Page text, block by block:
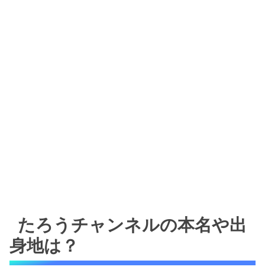
たろうチャンネルの本名や出
身地は？